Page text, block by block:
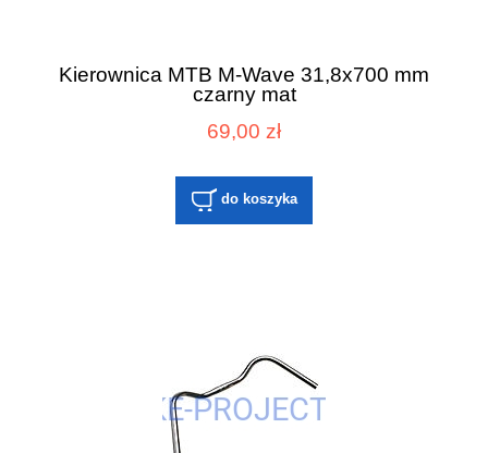
Kierownica MTB M-Wave 31,8x700 mm
czarny mat
69,00 zł
do koszyka